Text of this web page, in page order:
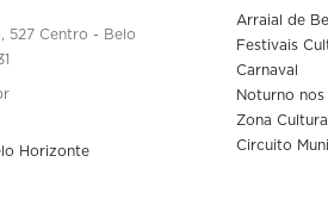
527 Centro - Belo
Horizonte
Arraial de
Festivais
Carnaval
Noturno nos
Zona
Circuito